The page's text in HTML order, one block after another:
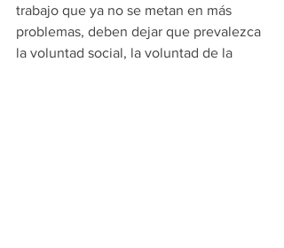
trabajo que ya no se metan en más
problemas, deben dejar que prevalezca
la voluntad social, la voluntad de la